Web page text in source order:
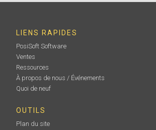
LIENS RAPIDES
PosiSoft Software
Ventes
Ressources
À propos de nous / Événements
Quoi de neuf
OUTILS
Plan du site